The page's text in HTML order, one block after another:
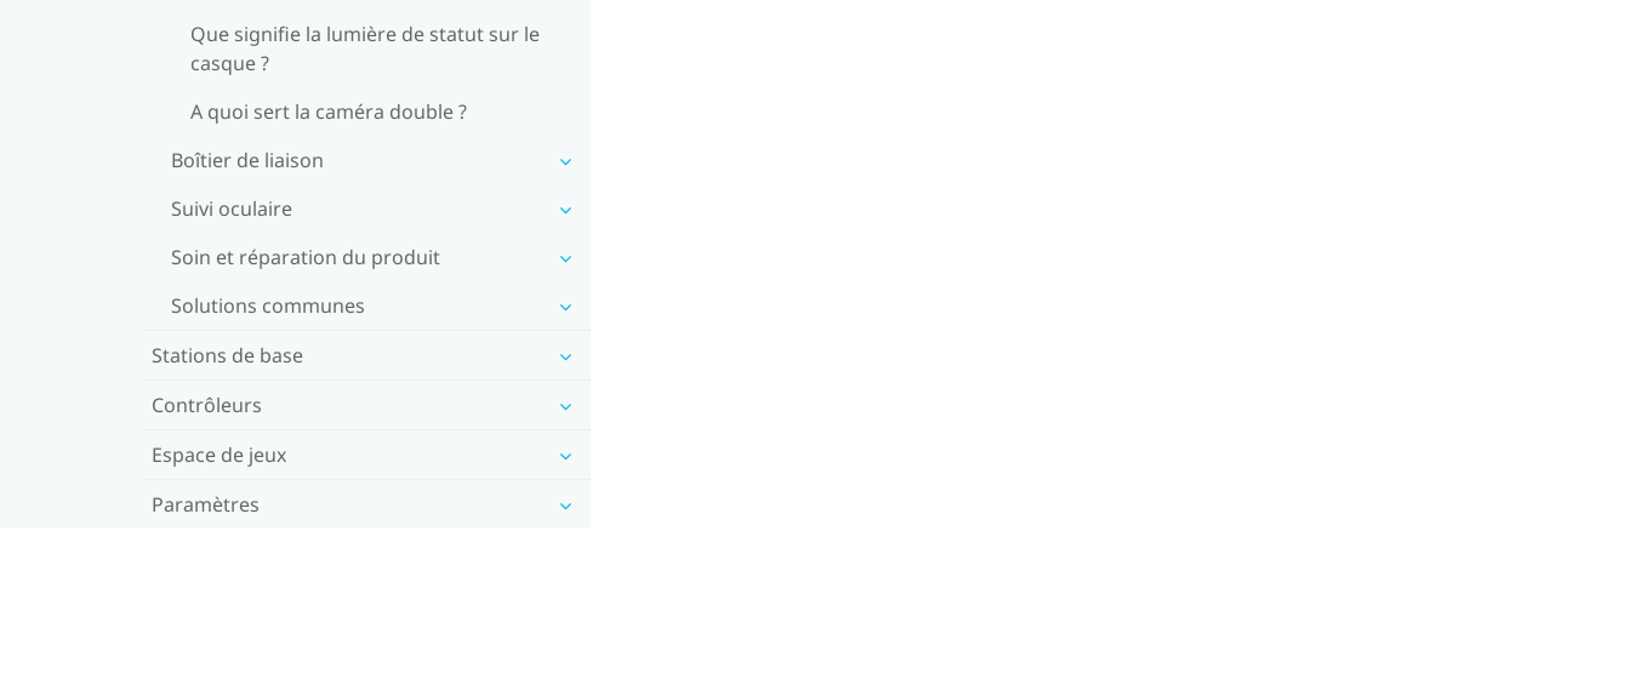
Que signifie la lumière de statut sur le
casque ?
A quoi sert la caméra double ?
Boîtier de liaison
Suivi oculaire
Soin et réparation du produit
Solutions communes
Stations de base
Contrôleurs
Espace de jeux
Paramètres